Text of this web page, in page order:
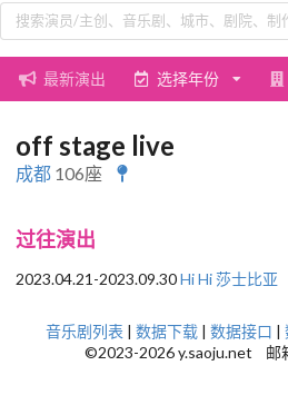
最新演出 选择年份
off stage live
成都 106座
过往演出
2023.04.21-2023.09.30Hi Hi 莎士比亚
音乐剧列表 | 数据下载 | 数据接口 |
©2023-2026 y.saoju.net 邮